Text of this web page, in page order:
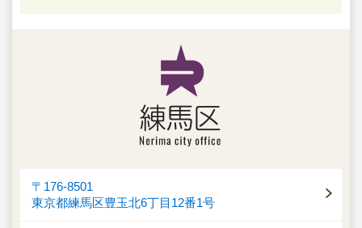
〒176-8501
東京都練馬区豊玉北6丁目12番1号